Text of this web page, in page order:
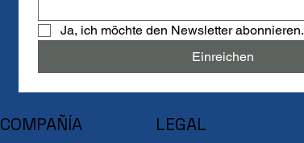
Ja, ich möchte den Newsletter abonnieren.
Einreichen
COMPAÑÍA LEGAL